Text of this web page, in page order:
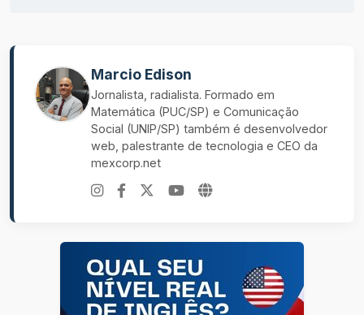
Marcio Edison
Jornalista, radialista. Formado em
Matemática (PUC/SP) e Comunicação
Social (UNIP/SP) também é desenvolvedor
web, palestrante de tecnologia e CEO da
mexcorp.net